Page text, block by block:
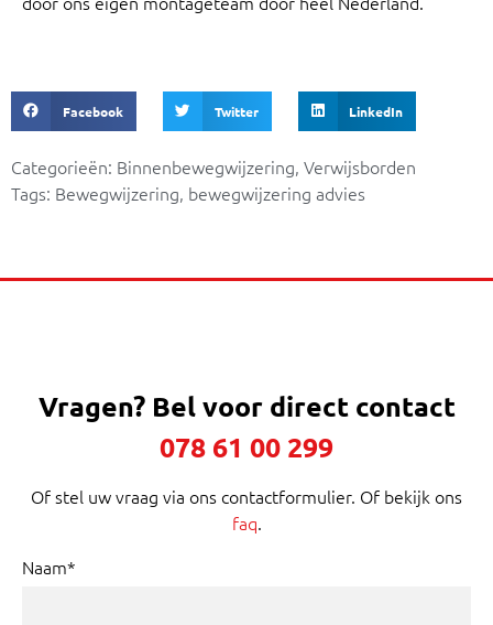
Facebook Twitter LinkedIn
Categorieën: Binnenbewegwijzering, Verwijsborden
Tags: Bewegwijzering, bewegwijzering advies
Vragen? Bel voor direct contact
078 61 00 299
Of stel uw vraag via ons contactformulier. Of bekijk ons
faq.
Naam*